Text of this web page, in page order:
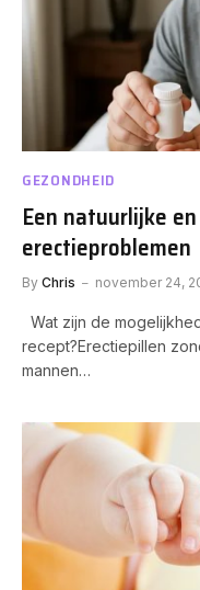
GEZONDHEID
Een natuurlijke
erectieproblemen
By Chris november 24,
Wat zijn de
recept?Erectiepillen
mannen…